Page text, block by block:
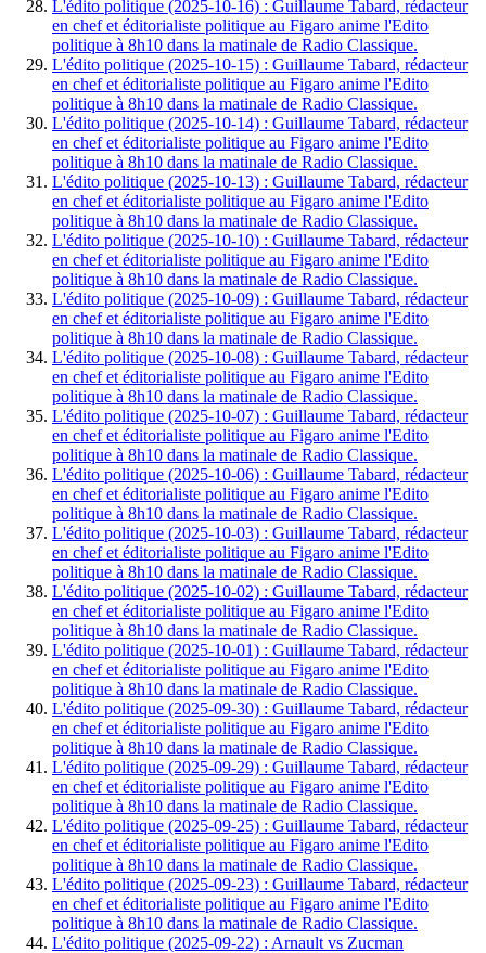
L'édito politique (2025-10-16) : Guillaume Tabard, rédacteur
en chef et éditorialiste politique au Figaro anime l'Edito
politique à 8h10 dans la matinale de Radio Classique.
L'édito politique (2025-10-15) : Guillaume Tabard, rédacteur
en chef et éditorialiste politique au Figaro anime l'Edito
politique à 8h10 dans la matinale de Radio Classique.
L'édito politique (2025-10-14) : Guillaume Tabard, rédacteur
en chef et éditorialiste politique au Figaro anime l'Edito
politique à 8h10 dans la matinale de Radio Classique.
L'édito politique (2025-10-13) : Guillaume Tabard, rédacteur
en chef et éditorialiste politique au Figaro anime l'Edito
politique à 8h10 dans la matinale de Radio Classique.
L'édito politique (2025-10-10) : Guillaume Tabard, rédacteur
en chef et éditorialiste politique au Figaro anime l'Edito
politique à 8h10 dans la matinale de Radio Classique.
L'édito politique (2025-10-09) : Guillaume Tabard, rédacteur
en chef et éditorialiste politique au Figaro anime l'Edito
politique à 8h10 dans la matinale de Radio Classique.
L'édito politique (2025-10-08) : Guillaume Tabard, rédacteur
en chef et éditorialiste politique au Figaro anime l'Edito
politique à 8h10 dans la matinale de Radio Classique.
L'édito politique (2025-10-07) : Guillaume Tabard, rédacteur
en chef et éditorialiste politique au Figaro anime l'Edito
politique à 8h10 dans la matinale de Radio Classique.
L'édito politique (2025-10-06) : Guillaume Tabard, rédacteur
en chef et éditorialiste politique au Figaro anime l'Edito
politique à 8h10 dans la matinale de Radio Classique.
L'édito politique (2025-10-03) : Guillaume Tabard, rédacteur
en chef et éditorialiste politique au Figaro anime l'Edito
politique à 8h10 dans la matinale de Radio Classique.
L'édito politique (2025-10-02) : Guillaume Tabard, rédacteur
en chef et éditorialiste politique au Figaro anime l'Edito
politique à 8h10 dans la matinale de Radio Classique.
L'édito politique (2025-10-01) : Guillaume Tabard, rédacteur
en chef et éditorialiste politique au Figaro anime l'Edito
politique à 8h10 dans la matinale de Radio Classique.
L'édito politique (2025-09-30) : Guillaume Tabard, rédacteur
en chef et éditorialiste politique au Figaro anime l'Edito
politique à 8h10 dans la matinale de Radio Classique.
L'édito politique (2025-09-29) : Guillaume Tabard, rédacteur
en chef et éditorialiste politique au Figaro anime l'Edito
politique à 8h10 dans la matinale de Radio Classique.
L'édito politique (2025-09-25) : Guillaume Tabard, rédacteur
en chef et éditorialiste politique au Figaro anime l'Edito
politique à 8h10 dans la matinale de Radio Classique.
L'édito politique (2025-09-23) : Guillaume Tabard, rédacteur
en chef et éditorialiste politique au Figaro anime l'Edito
politique à 8h10 dans la matinale de Radio Classique.
L'édito politique (2025-09-22) : Arnault vs Zucman